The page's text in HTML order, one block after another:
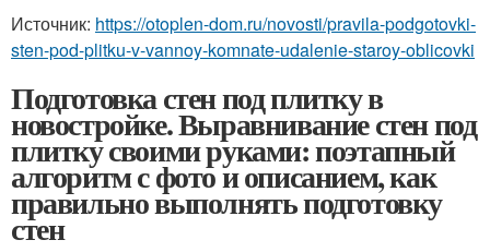
Источник: https://otoplen-dom.ru/novosti/pravila-podgotovki-
sten-pod-plitku-v-vannoy-komnate-udalenie-staroy-oblicovki
Подготовка стен под плитку в
новостройке. Выравнивание стен под
плитку своими руками: поэтапный
алгоритм с фото и описанием, как
правильно выполнять подготовку
стен